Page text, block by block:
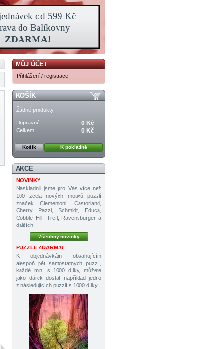
MŮJ ÚČET
Přihlášení / registrace
KOŠÍK
Žádné produkty
Dopravné 0 Kč
Celkem 0 Kč
Košík K pokladně
AKCE
NOVINKY
Naskladnili jsme pro Vás více než
100 zcela nových motivů puzzlí
značek Clementoni, Castorland,
Cherry Pazzi, Schmidt, Educa,
Cobble Hill, Trefl, Ravensburger a
dalších.
Všechny novinky
PUZZLE ZDARMA!
K objednávkám obsahujícím
alespoň pět samostatných puzzlí,
každé min. s 1000 dílky, můžete
jako dárek dostat například jedno
z následujících puzzlí s 1000 dílky: